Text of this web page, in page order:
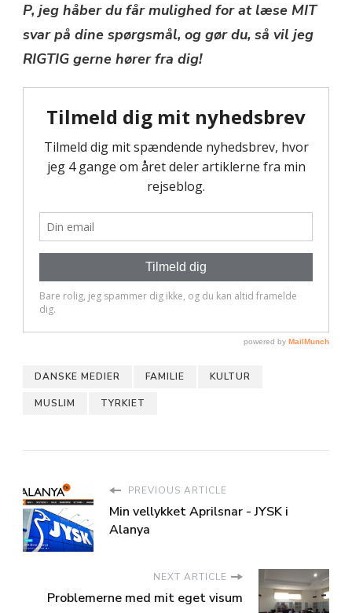
P, jeg håber du får mulighed for at læse MIT
svar på dine spørgsmål, og gør du, så vil jeg
RIGTIG gerne hører fra dig!
DANSKE MEDIER FAMILIE KULTUR
MUSLIM TYRKIET
PREVIOUS ARTICLE
Min vellykket Aprilsnar - JYSK i
Alanya
NEXT ARTICLE
Problemerne med mit eget visum